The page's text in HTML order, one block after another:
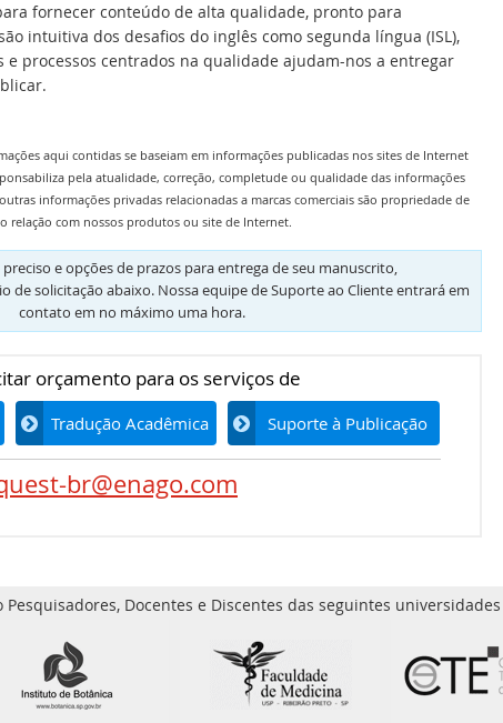
fornecer conteúdo de alta qualidade, pronto para
intuitiva dos desafios do inglês como segunda língua (ISL),
e processos centrados na qualidade ajudam-nos a entregar
aqui contidas se baseiam em informações publicadas nos sites de Internet
pela atualidade, correção, completude ou qualidade das informações
informações privadas relacionadas a marcas comerciais são propriedade de
relação com nossos produtos ou site de Internet.
e opções de prazos para entrega de seu manuscrito,
de solicitação abaixo. Nossa equipe de Suporte ao Cliente entrará em
contato em no máximo uma hora.
orçamento para os serviços de
Tradução Acadêmica Suporte à Publicação
br@enago.com
Pesquisadores, Docentes e Discentes das seguintes